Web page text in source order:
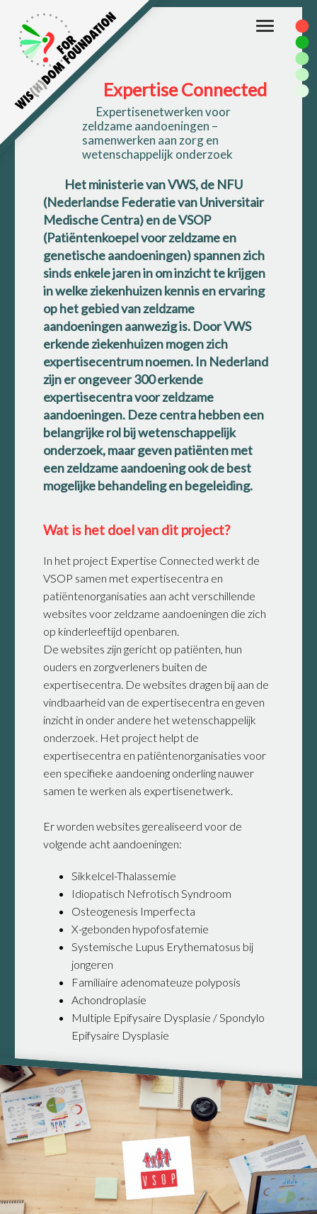
Toggle
navigation
Expertise Connected
Expertisenetwerken voor
zeldzame aandoeningen –
samenwerken aan zorg en
wetenschappelijk onderzoek
Het ministerie van VWS, de NFU
(Nederlandse Federatie van Universitair
Medische Centra) en de VSOP
(Patiëntenkoepel voor zeldzame en
genetische aandoeningen) spannen zich
sinds enkele jaren in om inzicht te krijgen
in welke ziekenhuizen kennis en ervaring
op het gebied van zeldzame
aandoeningen aanwezig is. Door VWS
erkende ziekenhuizen mogen zich
expertisecentrum noemen. In Nederland
zijn er ongeveer 300 erkende
expertisecentra voor zeldzame
aandoeningen. Deze centra hebben een
belangrijke rol bij wetenschappelijk
onderzoek, maar geven patiënten met
een zeldzame aandoening ook de best
mogelijke behandeling en begeleiding.
Wat is het doel van dit project?
In het project Expertise Connected werkt de
VSOP samen met expertisecentra en
patiëntenorganisaties aan acht verschillende
websites voor zeldzame aandoeningen die zich
op kinderleeftijd openbaren.
De websites zijn gericht op patiënten, hun
ouders en zorgverleners buiten de
expertisecentra. De websites dragen bij aan de
vindbaarheid van de expertisecentra en geven
inzicht in onder andere het wetenschappelijk
onderzoek. Het project helpt de
expertisecentra en patiëntenorganisaties voor
een specifieke aandoening onderling nauwer
samen te werken als expertisenetwerk.
Er worden websites gerealiseerd voor de
volgende acht aandoeningen:
Sikkelcel-Thalassemie
Idiopatisch Nefrotisch Syndroom
Osteogenesis Imperfecta
X-gebonden hypofosfatemie
Systemische Lupus Erythematosus bij
jongeren
Familiaire adenomateuze polyposis
Achondroplasie
Multiple Epifysaire Dysplasie / Spondylo
Epifysaire Dysplasie